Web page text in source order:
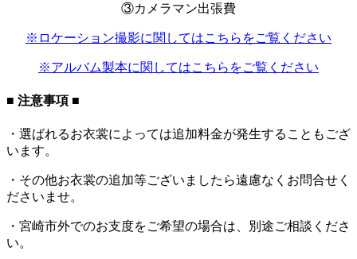
③カメラマン出張費
※ロケーション撮影に関してはこちらをご覧ください
※アルバム製本に関してはこちらをご覧ください
■ 注意事項 ■
・選ばれるお衣裳によっては追加料金が発生することもござ
います。
・その他お衣裳の追加等ございましたら遠慮なくお問合せく
ださいませ。
・宮崎市外でのお支度をご希望の場合は、別途ご相談くださ
い。